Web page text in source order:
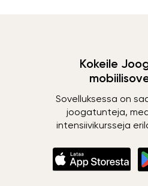
Kokeile
Sovelluksessa on
joogatunteja,
intensiivikursseja